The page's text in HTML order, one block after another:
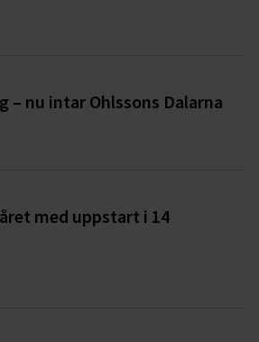
– nu intar Ohlssons Dalarna
med uppstart i 14